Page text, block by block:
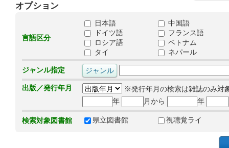
オプション
言語区分
日本語
中国語
ドイツ語
フランス語
ロシア語
ベトナム
タイ
ネパール
ジャンル指定
出版／発行年月
※発行年月の検索は雑誌のみ対
年
月から 年
検索対象図書館 県立図書館 視聴覚ライ